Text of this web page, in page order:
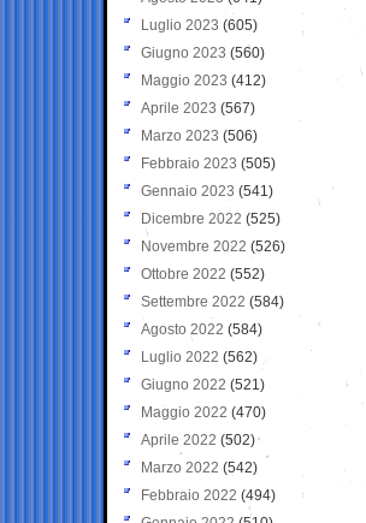
Luglio 2023 (605)
Giugno 2023 (560)
Maggio 2023 (412)
Aprile 2023 (567)
Marzo 2023 (506)
Febbraio 2023 (505)
Gennaio 2023 (541)
Dicembre 2022 (525)
Novembre 2022 (526)
Ottobre 2022 (552)
Settembre 2022 (584)
Agosto 2022 (584)
Luglio 2022 (562)
Giugno 2022 (521)
Maggio 2022 (470)
Aprile 2022 (502)
Marzo 2022 (542)
Febbraio 2022 (494)